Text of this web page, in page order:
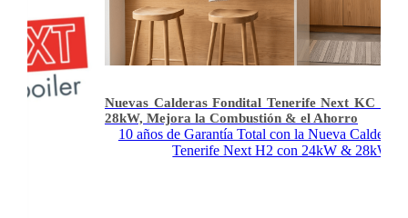
Nuevas Calderas Fondital Tenerife Next KC
28kW, Mejora la Combustión & el Ahorro
10 años de Garantía Total con la Nueva Caldera
Tenerife Next H2 con 24kW & 28kW